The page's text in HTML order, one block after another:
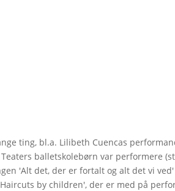
ting, bl.a. Lilibeth Cuencas
balletskolebørn var performere
'Alt det, der er fortalt og alt det vi
by children', der er med på